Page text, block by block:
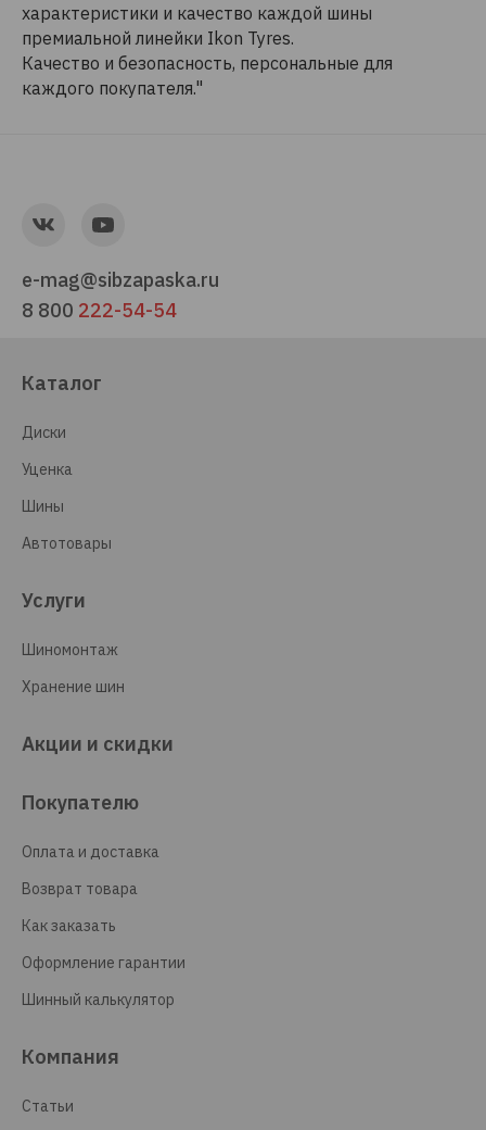
характеристики и качество каждой шины
премиальной линейки Ikon Tyres.
Качество и безопасность, персональные для
каждого покупателя."
e-mag@sibzapaska.ru
8 800 222-54-54
Каталог
Диски
Уценка
Шины
Автотовары
Услуги
Шиномонтаж
Хранение шин
Акции и скидки
Покупателю
Оплата и доставка
Возврат товара
Как заказать
Оформление гарантии
Шинный калькулятор
Компания
Статьи